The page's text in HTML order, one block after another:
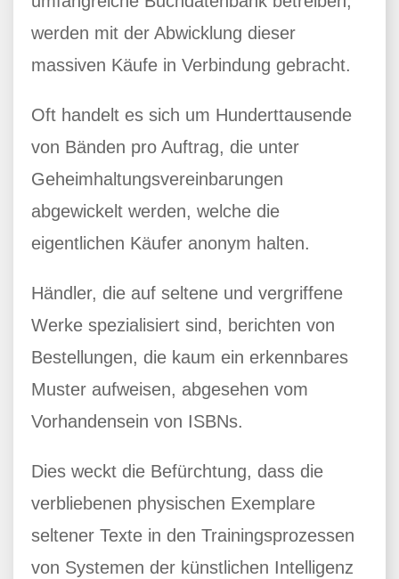
werden mit der Abwicklung dieser
massiven Käufe in Verbindung gebracht.
Oft handelt es sich um Hunderttausende
von Bänden pro Auftrag, die unter
Geheimhaltungsvereinbarungen
abgewickelt werden, welche die
eigentlichen Käufer anonym halten.
Händler, die auf seltene und vergriffene
Werke spezialisiert sind, berichten von
Bestellungen, die kaum ein erkennbares
Muster aufweisen, abgesehen vom
Vorhandensein von ISBNs.
Dies weckt die Befürchtung, dass die
verbliebenen physischen Exemplare
seltener Texte in den Trainingsprozessen
von Systemen der künstlichen Intelligenz